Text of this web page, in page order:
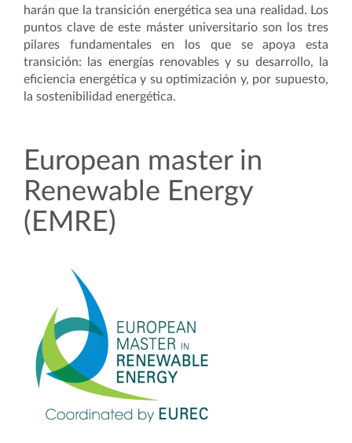
harán que la transición energética sea una realidad. Los
puntos clave de este máster universitario son los tres
pilares fundamentales en los que se apoya esta
transición: las energías renovables y su desarrollo, la
eficiencia energética y su optimización y, por supuesto,
la sostenibilidad energética.
European master in
Renewable Energy
(EMRE)